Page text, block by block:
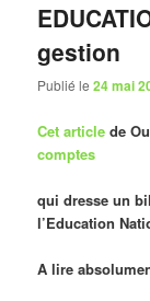
gestion
Publié le24 mai
Cet article de
comptes
qui dresse un
l’Education
A lire